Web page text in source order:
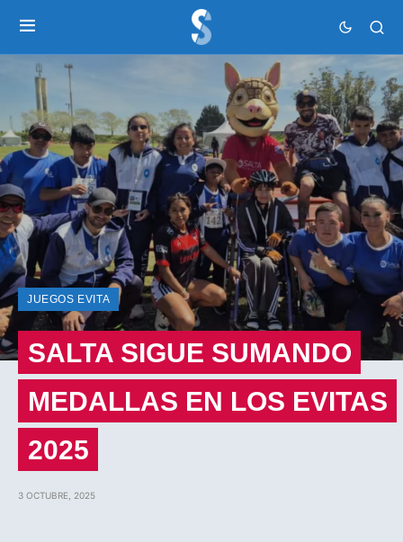
JUEGOS EVITA
SALTA SIGUE SUMANDO
MEDALLAS EN LOS EVITAS
2025
3 OCTUBRE, 2025